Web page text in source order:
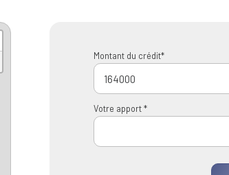
Montant du crédit*
Votre apport *